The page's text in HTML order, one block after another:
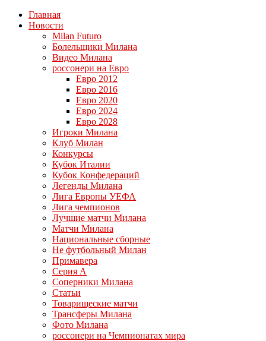
Главная
Новости
Milan Futuro
Болельщики Милана
Видео Милана
россонери на Евро
Евро 2012
Евро 2016
Евро 2020
Евро 2024
Евро 2028
Игроки Милана
Клуб Милан
Конкурсы
Кубок Италии
Кубок Конфедераций
Легенды Милана
Лига Европы УЕФА
Лига чемпионов
Лучшие матчи Милана
Матчи Милана
Национальные сборные
Не футбольный Милан
Примавера
Серия А
Соперники Милана
Статьи
Товарищеские матчи
Трансферы Милана
Фото Милана
россонери на Чемпионатах мира